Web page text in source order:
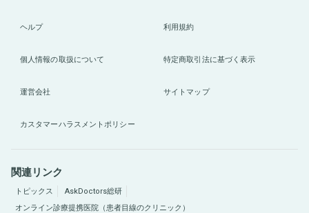
ヘルプ 利用規約
個人情報の取扱について 特定商取引法に基づく表示
運営会社 サイトマップ
カスタマーハラスメントポリシー
関連リンク
トピックス
AskDoctors総研
オンライン診療提携医院（患者目線のクリニック）